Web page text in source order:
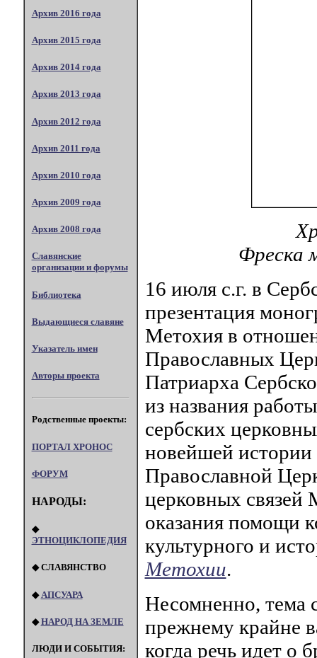
Архив 2016 года
Архив 2015 года
Архив 2014 года
Архив 2013 года
Архив 2012 года
Архив 2011 года
Архив 2010 года
Архив 2009 года
Архив 2008 года
Славянские
организации и форумы
Библиотека
Выдающиеся славяне
Указатель имен
Авторы проекта
Родственные проекты:
ПОРТАЛ XPOHOC
ФОРУМ
НАРОДЫ:
◆
ЭТНОЦИКЛОПЕДИЯ
◆ СЛАВЯНСТВО
◆ АПСУАРА
◆НАРОД НА ЗЕМЛЕ
ЛЮДИ И СОБЫТИЯ:
Фреска
16 июля с.г. в
презентация
Метохия в
Православных
Патриарха
из названия
сербских
новейшей истории
Православной
церковных связей
оказания помощи
культурного и
Метохии.
Несомненно, тема
прежнему крайне
когда речь идет о